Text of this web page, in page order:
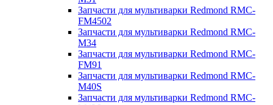
Запчасти для мультиварки Redmond RMC-
FM4502
Запчасти для мультиварки Redmond RMC-
M34
Запчасти для мультиварки Redmond RMC-
FM91
Запчасти для мультиварки Redmond RMC-
M40S
Запчасти для мультиварки Redmond RMC-